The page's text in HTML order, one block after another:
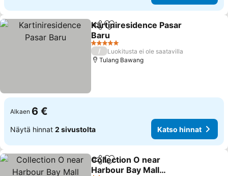
Jaa Lisää suosikkeihin
Kartiniresidence Pasar
Baru
5 Tähtiluokitus
/
Luokitusta ei ole saatavilla
Tulang Bawang
Alkaen 6 €
Näytä hinnat 2 sivustolta Katso hinnat
Jaa Lisää suosikkeihin
Collection O near
Harbour Bay Mall